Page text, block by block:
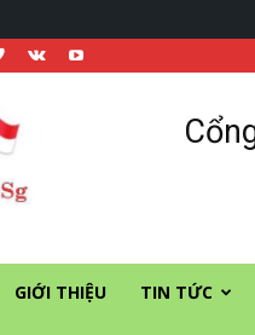
GIỚI THIỆU TIN TỨC